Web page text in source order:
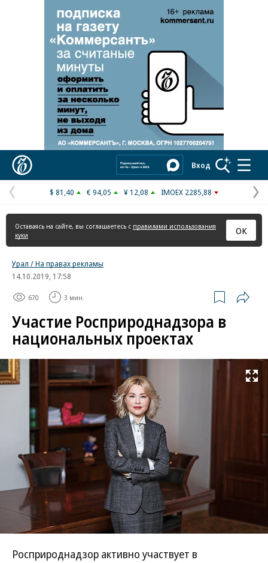
Реклама в «Ъ» www.kommersant.ru/ad
Вход
Предыдущая
страница
$ 81,40 € 94,05 ¥ 12,08 IMOEX 2285,88
Оставаясь на сайте, вы соглашаетесь с правилами использования
куки
ОК
Урал / На правах рекламы
14.10.2019, 17:58
670 3 мин.
Участие Росприроднадзора в
национальных проектах
Развернуть
Росприроднадзор активно участвует в